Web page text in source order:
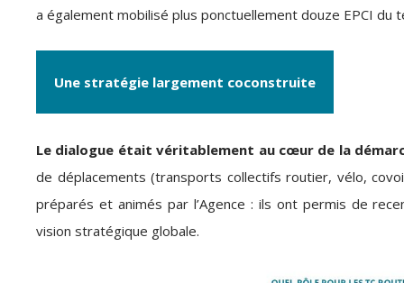
a également mobilisé plus ponctuellement douze EPCI du
Une stratégie largement coconstruite
Le dialogue était véritablement au cœur de la
de déplacements (transports collectifs routier, vélo,
préparés et animés par l’Agence : ils ont permis de
vision stratégique globale.